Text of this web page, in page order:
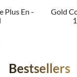
Plus En -
Gold
Bestsellers